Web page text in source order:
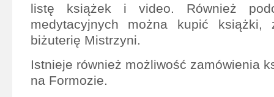
listę książek i video. Również
medytacyjnych można kupić książki,
biżuterię Mistrzyni.
Istnieje również możliwość zamówienia
na Formozie.